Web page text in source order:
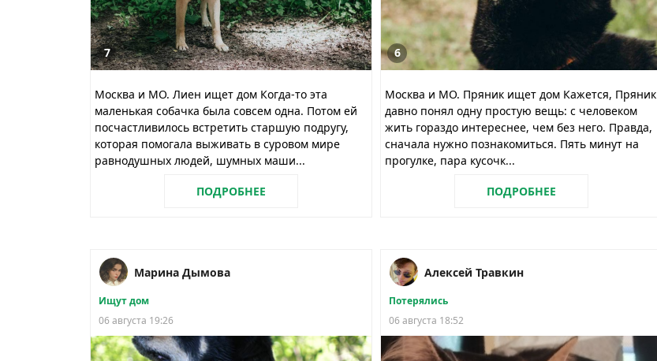
7
Москва и МО. Лиен ищет дом Когда-то эта
маленькая собачка была совсем одна. Потом ей
посчастливилось встретить старшую подругу,
которая помогала выживать в суровом мире
равнодушных людей, шумных маши...
ПОДРОБНЕЕ
6
Москва и МО. Пряник ищет дом Кажется, Пряник
давно понял одну простую вещь: с человеком
жить гораздо интереснее, чем без него. Правда,
сначала нужно познакомиться. Пять минут на
прогулке, пара кусочк...
ПОДРОБНЕЕ
Марина Дымова
Ищут дом
06 августа 19:26
Алексей Травкин
Потерялись
06 августа 18:52